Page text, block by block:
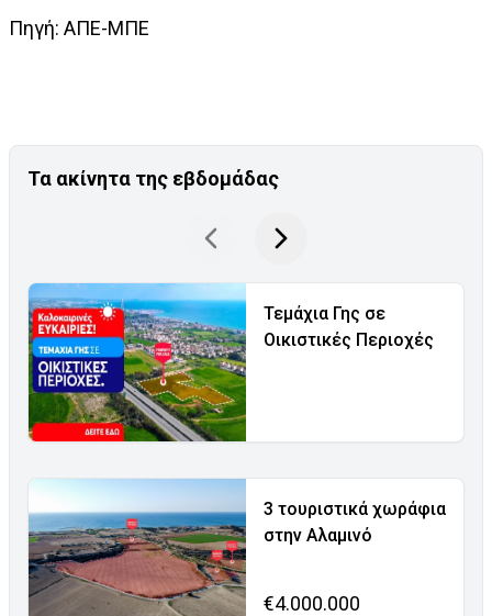
Πηγή: ΑΠΕ-ΜΠΕ
Τα ακίνητα της εβδομάδας
Τεμάχια Γης σε
Οικιστικές Περιοχές
3 τουριστικά χωράφια
στην Αλαμινό
€4.000.000